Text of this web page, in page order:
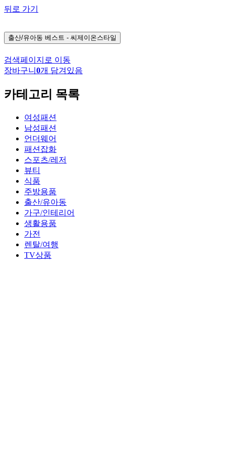
뒤로 가기
출산/유아동 베스트 - 씨제이온스타일
검색페이지로 이동
장바구니 0개 담겨있음
카테고리 목록
여성패션
남성패션
언더웨어
패션잡화
스포츠/레저
뷰티
식품
주방용품
출산/유아동
가구/인테리어
생활용품
가전
렌탈/여행
TV상품